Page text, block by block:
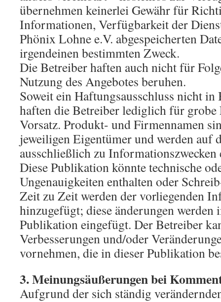
übernehmen keinerlei Gewähr für
Informationen, Verfügbarkeit der
Phönix Lohne e.V. abgespeicherten
irgendeinen bestimmten Zweck.
Die Betreiber haften auch nicht für
Nutzung des Angebotes beruhen.
Soweit ein Haftungsausschluss nicht
haften die Betreiber lediglich für grobe
Vorsatz. Produkt- und Firmennamen
jeweiligen Eigentümer und werden auf
ausschließlich zu Informationszwecken
Diese Publikation könnte technische
Ungenauigkeiten enthalten oder
Zeit zu Zeit werden der vorliegenden
hinzugefügt; diese änderungen werden
Publikation eingefügt. Der Betreiber
Verbesserungen und/oder
vornehmen, die in dieser Publikation
3. Meinungsäußerungen bei
Aufgrund der sich ständig